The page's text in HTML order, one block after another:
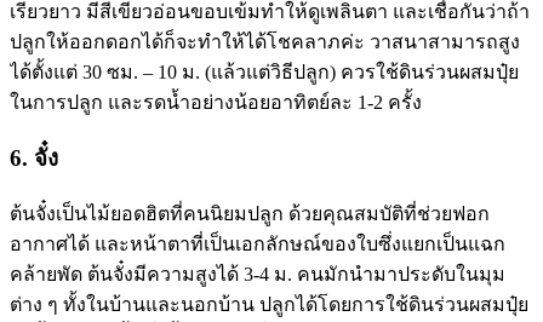
เรียวยาว มีสีเขียวอ่อนขอบเข้มทำให้ดูเพลินตา และเชื่อกันว่าถ้า
ปลูกให้ออกดอกได้ก็จะทำให้ได้โชคลาภค่ะ วาสนาสามารถสูง
ได้ตั้งแต่ 30 ซม. – 10 ม. (แล้วแต่วิธีปลูก) ควรใช้ดินร่วนผสมปุ๋ย
ในการปลูก และรดน้ำอย่างน้อยอาทิตย์ละ 1-2 ครั้ง
6. จั๋ง
ต้นจั๋งเป็นไม้ยอดฮิตที่คนนิยมปลูก ด้วยคุณสมบัติที่ช่วยฟอก
อากาศได้ และหน้าตาที่เป็นเอกลักษณ์ของใบซึ่งแยกเป็นแฉก
คล้ายพัด ต้นจั๋งมีความสูงได้ 3-4 ม. คนมักนำมาประดับในมุม
ต่าง ๆ ทั้งในบ้านและนอกบ้าน ปลูกได้โดยการใช้ดินร่วนผสมปุ๋ย